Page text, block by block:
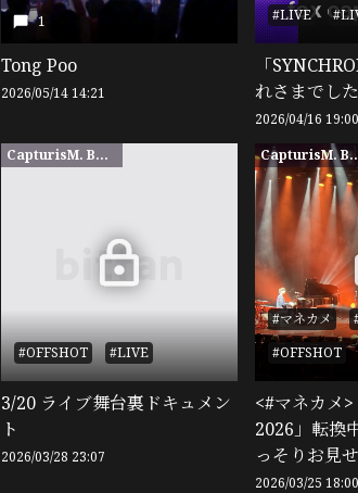
1
Tong Poo
2026/05/14 14:21
#LIVE
「
れさまでし
2026/04/16 19:00
CapturisM. BASE限定
#OFFSHOT #LIVE
3/20 ライブ舞台裏ドキュメン
ト
2026/03/28 23:07
#マネカメ
#OFFSHOT
<#マネカメ
2026」転換
っそりお見
2026/03/25 18:00